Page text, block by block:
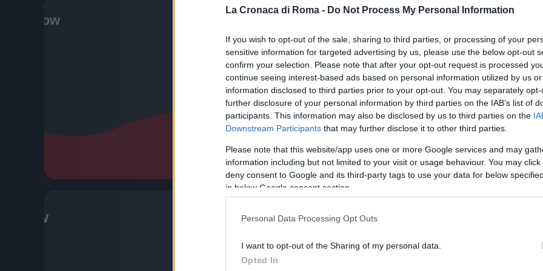
La Cronaca di Roma - Do Not Process My Personal Information
If you wish to opt-out of the sale, sharing to third parties, or processing of your
sensitive information for targeted advertising by us, please use the below opt-out
confirm your selection. Please note that after your opt-out request is processed
continue seeing interest-based ads based on personal information utilized by us
information disclosed to third parties prior to your opt-out. You may separately
further disclosure of your personal information by third parties on the IAB’s list of
participants. This information may also be disclosed by us to third parties on the
Downstream Participants that may further disclose it to other third parties.
Please note that this website/app uses one or more Google services and may
information including but not limited to your visit or usage behaviour. You may
deny consent to Google and its third-party tags to use your data for below
in below Google consent section.
Personal Data Processing Opt Outs
I want to opt-out of the Sharing of my personal data.
Opted In
ULTIMA ORA Attentato terroristico a
Londra
2 Febbraio 2020 - 16:57 Iksnik
La polizia metropolitana britannica ha fatto sapere via Twitter che
diverse persone sono state accoltellate poco fa a sud di Londra.
Alcuni testimoni hanno riferito di aver udito…
Leggi l’articolo →
“Non strumentalizzate la sua